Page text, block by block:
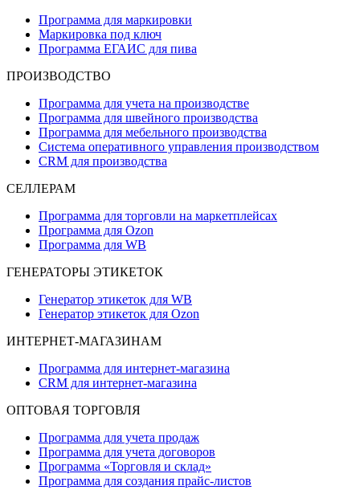
Программа для маркировки
Маркировка под ключ
Программа ЕГАИС для пива
ПРОИЗВОДСТВО
Программа для учета на производстве
Программа для швейного производства
Программа для мебельного производства
Система оперативного управления производством
CRM для производства
СЕЛЛЕРАМ
Программа для торговли на маркетплейсах
Программа для Ozon
Программа для WB
ГЕНЕРАТОРЫ ЭТИКЕТОК
Генератор этикеток для WB
Генератор этикеток для Ozon
ИНТЕРНЕТ-МАГАЗИНАМ
Программа для интернет-магазина
CRM для интернет-магазина
ОПТОВАЯ ТОРГОВЛЯ
Программа для учета продаж
Программа для учета договоров
Программа «Торговля и склад»
Программа для создания прайс‑листов